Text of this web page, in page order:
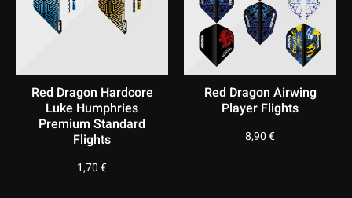
Red Dragon Hardcore
Luke Humphries
Premium Standard
Flights
1,70€
Red Dragon Airwing
Player Flights
8,90€